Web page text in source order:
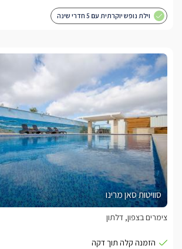
וילת נופש יוקרתית עם 5 חדרי שינה
סוויטות סאן מרינו
צימרים בצפון, דלתון